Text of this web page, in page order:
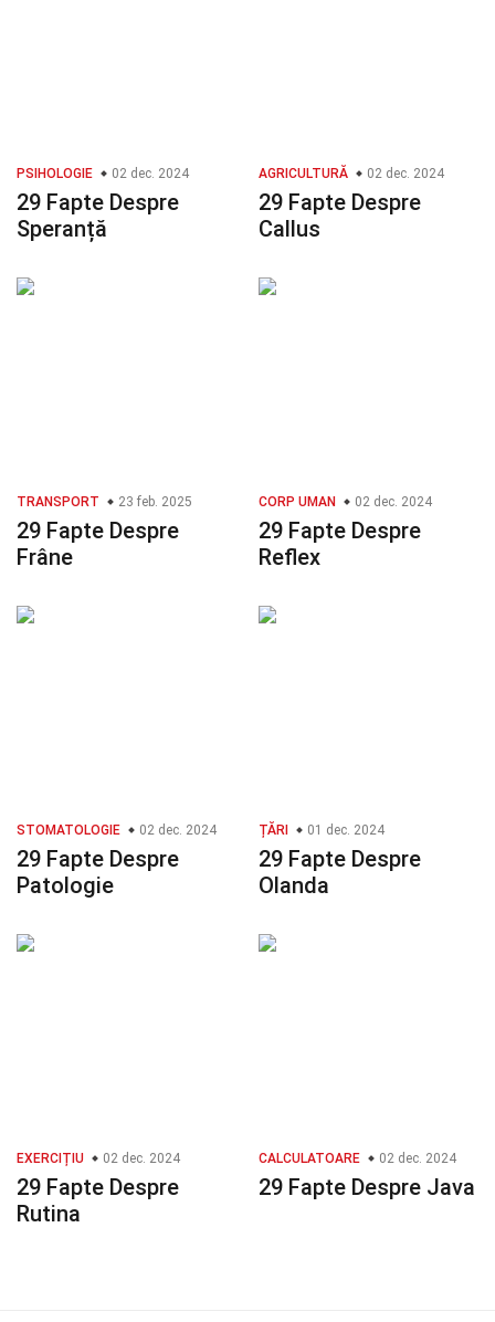
PSIHOLOGIE 02 dec. 2024
29 Fapte Despre
Speranță
AGRICULTURĂ 02 dec. 2024
29 Fapte Despre
Callus
TRANSPORT 23 feb. 2025
29 Fapte Despre
Frâne
CORP UMAN 02 dec. 2024
29 Fapte Despre
Reflex
STOMATOLOGIE 02 dec. 2024
29 Fapte Despre
Patologie
ȚĂRI 01 dec. 2024
29 Fapte Despre
Olanda
EXERCIȚIU 02 dec. 2024
29 Fapte Despre
Rutina
CALCULATOARE 02 dec. 2024
29 Fapte Despre Java